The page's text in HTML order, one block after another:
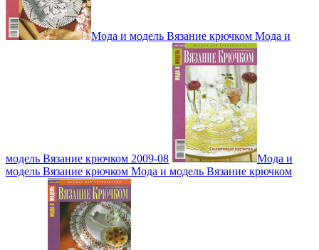
Мода и модель Вязание крючком Мода и
модель Вязание крючком 2009-08
Мода и
модель Вязание крючком Мода и модель Вязание крючком